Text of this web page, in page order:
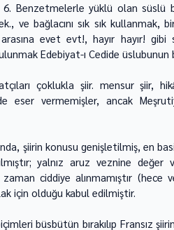
6. Benzetmelerle yüklü olan
ve bağlacını sık sık kullanmak,
evet evt!, hayır hayır! gibi
Edebiyat-ı Cedide üslubunun
çoklukla şiir. mensur şiir,
eser vermemişler, ancak
şiirin konusu genişletilmiş, en
yalnız aruz veznine değer
ciddiye alınmamıştır (hece
için olduğu kabul edilmiştir.
büsbütün bırakılıp Fransız